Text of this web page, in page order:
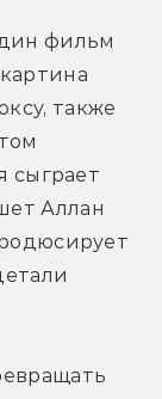
фильм
также
сыграет
Аллан